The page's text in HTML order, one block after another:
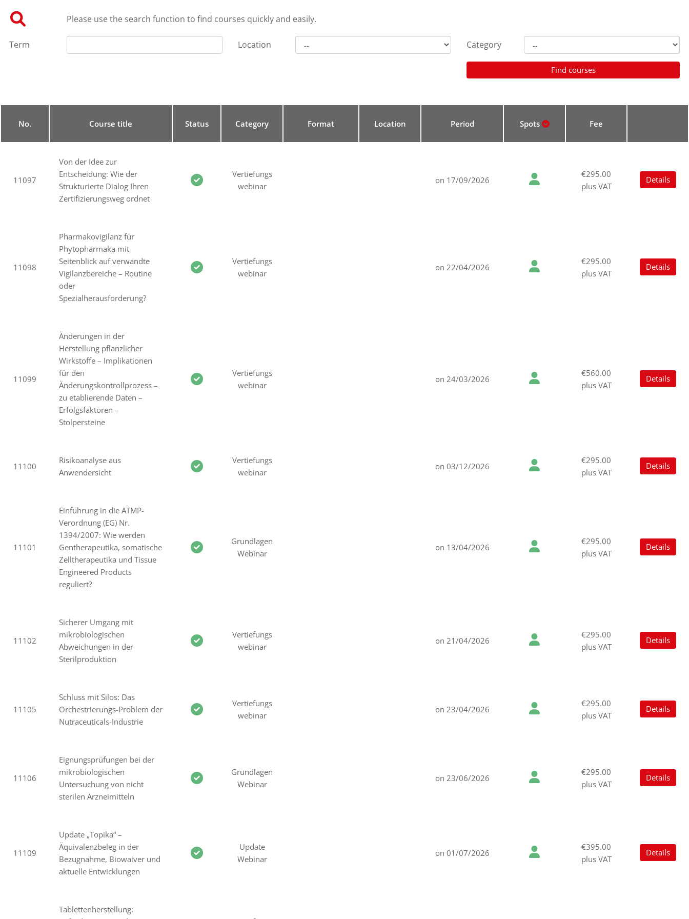
Please use the search function to find courses quickly and easily.
Term Location Category
No. Course title Status Category Format Location Period Spots Fee
11097
Von der Idee zur
Entscheidung: Wie der
Strukturierte Dialog Ihren
Zertifizierungsweg ordnet
Vertiefungs
webinar
on 17/09/2026
€295.00
plus VAT
Details
11098
Pharmakovigilanz für
Phytopharmaka mit
Seitenblick auf verwandte
Vigilanzbereiche – Routine
oder
Spezialherausforderung?
Vertiefungs
webinar
on 22/04/2026
€295.00
plus VAT
Details
11099
Änderungen in der
Herstellung pflanzlicher
Wirkstoffe – Implikationen
für den
Änderungskontrollprozess –
zu etablierende Daten –
Erfolgsfaktoren –
Stolpersteine
Vertiefungs
webinar
on 24/03/2026
€560.00
plus VAT
Details
11100
Risikoanalyse aus
Anwendersicht
Vertiefungs
webinar
on 03/12/2026
€295.00
plus VAT
Details
11101
Einführung in die ATMP-
Verordnung (EG) Nr.
1394/2007: Wie werden
Gentherapeutika, somatische
Zelltherapeutika und Tissue
Engineered Products
reguliert?
Grundlagen
Webinar
on 13/04/2026
€295.00
plus VAT
Details
11102
Sicherer Umgang mit
mikrobiologischen
Abweichungen in der
Sterilproduktion
Vertiefungs
webinar
on 21/04/2026
€295.00
plus VAT
Details
11105
Schluss mit Silos: Das
Orchestrierungs-Problem der
Nutraceuticals-Industrie
Vertiefungs
webinar
on 23/04/2026
€295.00
plus VAT
Details
11106
Eignungsprüfungen bei der
mikrobiologischen
Untersuchung von nicht
sterilen Arzneimitteln
Grundlagen
Webinar
on 23/06/2026
€295.00
plus VAT
Details
11109
Update „Topika“ –
Äquivalenzbeleg in der
Bezugnahme, Biowaiver und
aktuelle Entwicklungen
Update
Webinar
on 01/07/2026
€395.00
plus VAT
Details
Tablettenherstellung: